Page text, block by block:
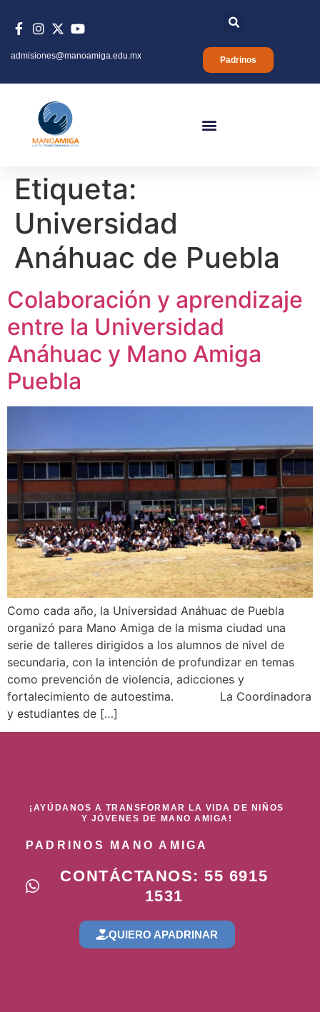
Padrinos
admisiones@manoamiga.edu.mx
Etiqueta:
Universidad
Anáhuac de Puebla
Colaboración y aprendizaje
entre la Universidad
Anáhuac y Mano Amiga
Puebla
Como cada año, la Universidad Anáhuac de Puebla
organizó para Mano Amiga de la misma ciudad una
serie de talleres dirigidos a los alumnos de nivel de
secundaria, con la intención de profundizar en temas
como prevención de violencia, adicciones y
fortalecimiento de autoestima. La Coordinadora
y estudiantes de […]
¡AYÚDANOS A TRANSFORMAR LA VIDA DE NIÑOS
Y JÓVENES DE MANO AMIGA!
PADRINOS MANO AMIGA
CONTÁCTANOS: 55 6915
1531
QUIERO APADRINAR